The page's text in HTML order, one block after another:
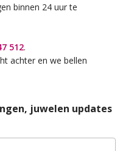
€ 700
binnen 24 uur te
512.
achter en we bellen
juwelen updates